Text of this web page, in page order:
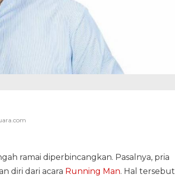
ramai diperbincangkan. Pasalnya, pria
diri dari acara Running Man. Hal tersebut